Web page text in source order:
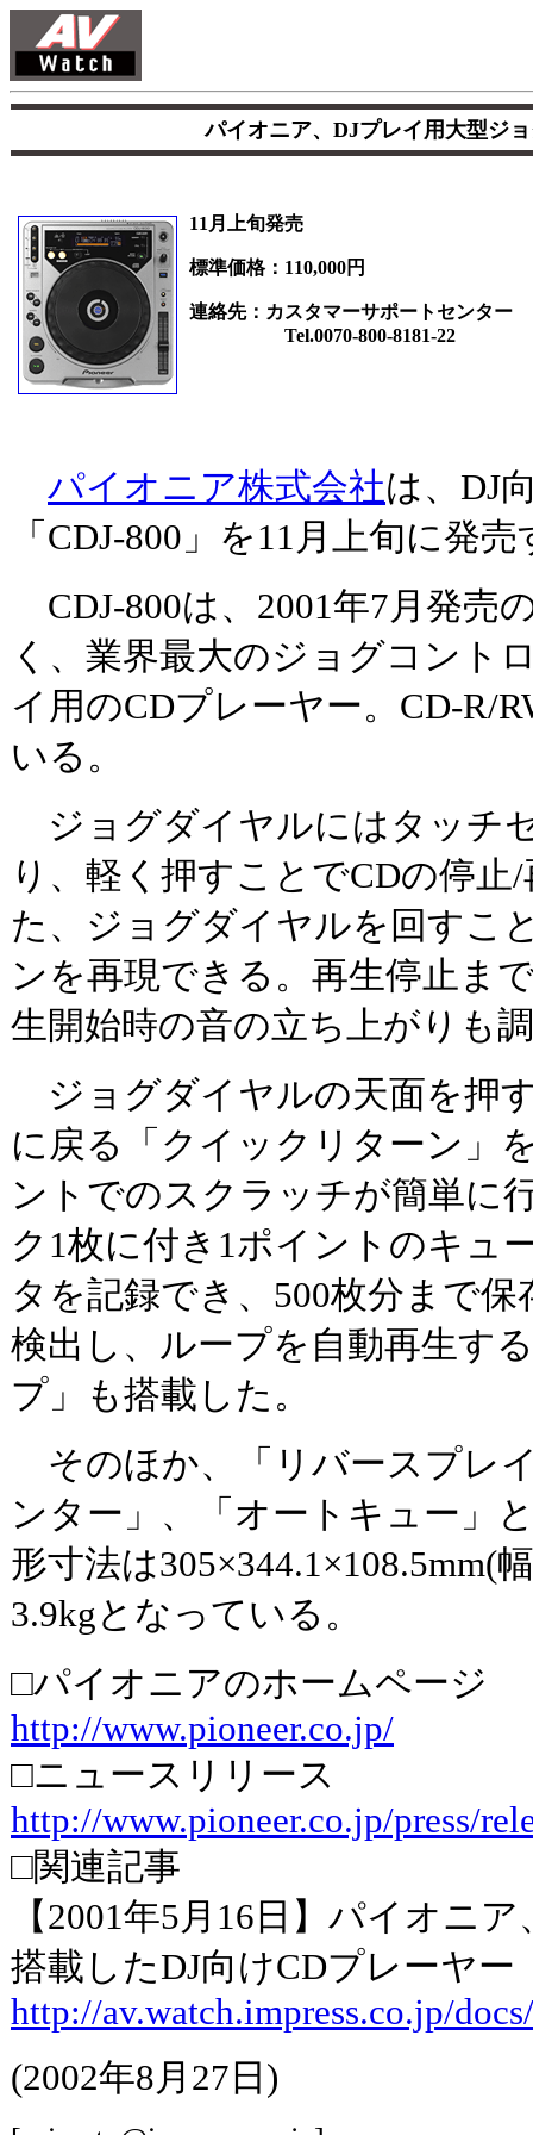
パイオニア、DJプレイ用大型ジ
11月上旬発売
標準価格：110,000円
連絡先：カスタマーサポートセンター
Tel.0070-800-8181-22
パイオニア株式会社は、DJ
「CDJ-800」を11月上旬に発
CDJ-800は、2001年7月発売
く、業界最大のジョグコント
イ用のCDプレーヤー。CD-R/
いる。
ジョグダイヤルにはタッチ
り、軽く押すことでCDの停止
た、ジョグダイヤルを回すこ
ンを再現できる。再生停止ま
生開始時の音の立ち上がりも
ジョグダイヤルの天面を押
に戻る「クイックリターン」
ントでのスクラッチが簡単に
ク1枚に付き1ポイントのキュ
タを記録でき、500枚分まで
検出し、ループを自動再生す
プ」も搭載した。
そのほか、「リバースプレ
ンター」、「オートキュー」
形寸法は305×344.1×108.5mm(
3.9kgとなっている。
□パイオニアのホームページ
http://www.pioneer.co.jp/
□ニュースリリース
http://www.pioneer.co.jp/press/
□関連記事
【2001年5月16日】パイオニ
搭載したDJ向けCDプレーヤー
http://av.watch.impress.co.jp/
(2002年8月27日)